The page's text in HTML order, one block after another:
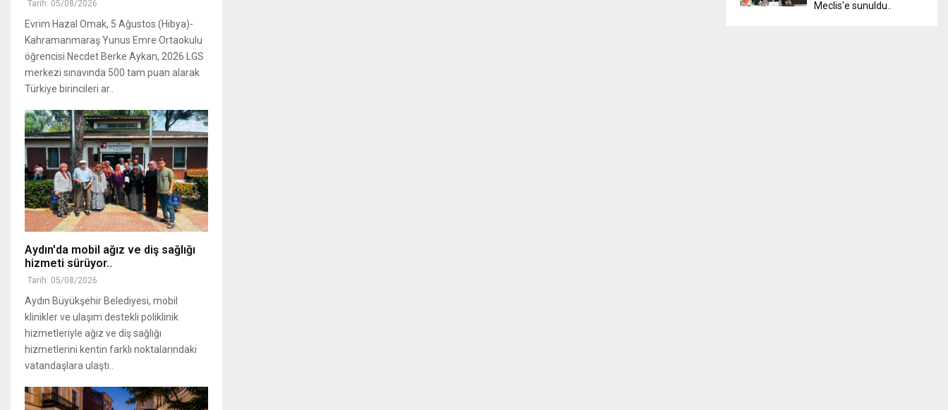
Tarih: 05/08/2026
Evrim Hazal Omak, 5 Ağustos (Hibya)-
Kahramanmaraş Yunus Emre Ortaokulu
öğrencisi Necdet Berke Aykan, 2026 LGS
merkezi sınavında 500 tam puan alarak
Türkiye birincileri ar..
Aydın'da mobil ağız ve diş sağlığı
hizmeti sürüyor..
Tarih: 05/08/2026
Aydın Büyükşehir Belediyesi, mobil
klinikler ve ulaşım destekli poliklinik
hizmetleriyle ağız ve diş sağlığı
hizmetlerini kentin farklı noktalarındaki
vatandaşlara ulaştı..
Meclis'e sunuldu..